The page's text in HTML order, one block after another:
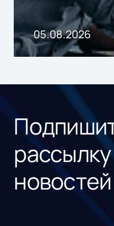
05.08.2026